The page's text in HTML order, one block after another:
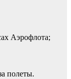
Аэрофлота;
полеты.